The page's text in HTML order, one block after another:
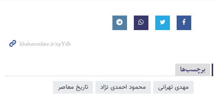
برچسب‌ها
مهدی تهرانی محمود احمدی ‌نژاد تاریخ معاصر